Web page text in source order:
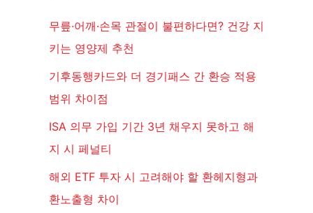
무릎·어깨·손목 관절이 불편하다면? 건강 지
키는 영양제 추천
기후동행카드와 더 경기패스 간 환승 적용
범위 차이점
ISA 의무 가입 기간 3년 채우지 못하고 해
지 시 페널티
해외 ETF 투자 시 고려해야 할 환헤지형과
환노출형 차이